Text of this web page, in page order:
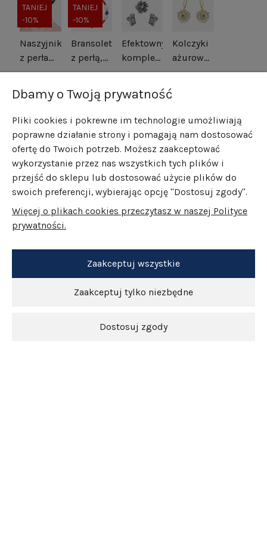
Ten produkt jest niedostępny.
srebro
TANIEJ
-10%
Naszyjnik
z perłami
srebro
422,10 zł
TANIEJ
-10%
Bransoletka
z perłą,
koralem,
hematytem
srebro
pozłacane
166,50 zł
Efektowny
komplet
kwiaty
oksydowane
Kolczyki
ażurowe
kwiatki
srebro
pozłacane
Dbamy o Twoją prywatność
Pliki cookies i pokrewne im technologie umożliwiają
poprawne działanie strony i pomagają nam dostosować
ofertę do Twoich potrzeb. Możesz zaakceptować
wykorzystanie przez nas wszystkich tych plików i
przejść do sklepu lub dostosować użycie plików do
swoich preferencji, wybierając opcję "Dostosuj zgody".
Więcej o plikach cookies przeczytasz w naszej Polityce
prywatności.
Zaakceptuj tylko niezbędne
Dostosuj zgody
Zaakceptuj wszystkie